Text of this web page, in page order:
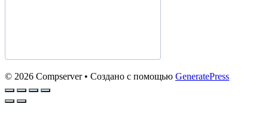
© 2026 Compserver• Создано с помощью GeneratePress